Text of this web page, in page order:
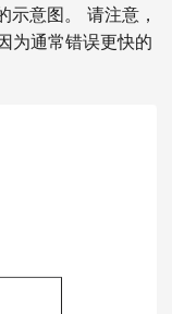
示意图。 请注意，
为通常错误更快的